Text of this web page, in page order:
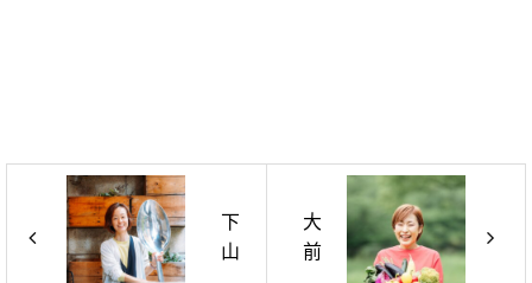
下
山
大
前